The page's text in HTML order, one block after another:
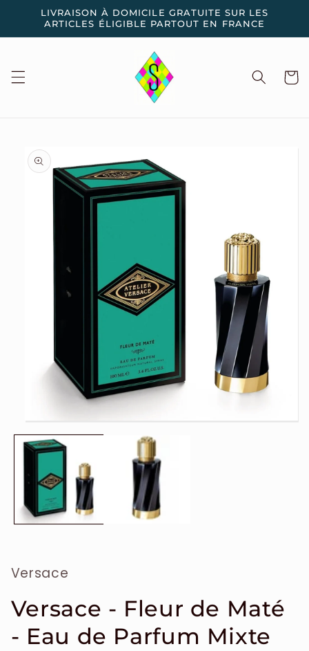
passer
contenu
LIVRAISON À DOMICILE GRATUITE SUR LES
ARTICLES ÉLIGIBLE PARTOUT EN FRANCE
Panier
Passer aux
informations
produits
le
média
une
fenêtre
modale
Versace
Versace - Fleur de Maté
- Eau de Parfum Mixte